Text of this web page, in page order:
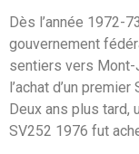
Dès l’année 1972-
gouvernement
sentiers vers
l’achat d’un
Deux ans plus tard,
SV252 1976 fut